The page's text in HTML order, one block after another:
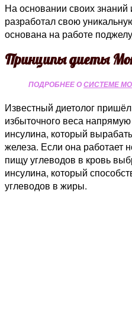
На основании своих
разработал свою
основана на работе
Принципы диеты
ПОДРОБНЕЕ ОСИСТЕМЕ
Известный диетолог
избыточного веса напрямую
инсулина, который
железа. Если она работает
пищу углеводов в кровь
инсулина, который
углеводов в жиры.